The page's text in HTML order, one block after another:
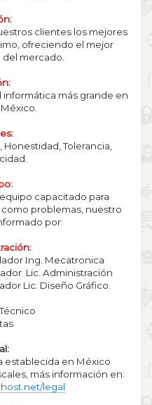
clientes los mejores
ofreciendo el mejor
mercado.
más grande en
Tolerancia,
capacitado para
como problemas, nuestro
por:
Ing. Mecatronica
Lic. Administración
Lic. Diseño Gráfico.
establecida en México
más información en:
legal